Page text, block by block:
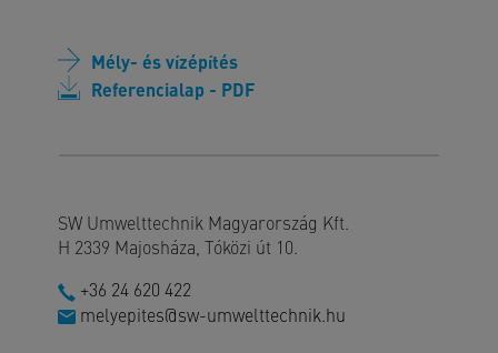
Mély- és vízépítés
Referencialap - PDF
SW Umwelttechnik Magyarország Kft.
H 2339 Majosháza, Tóközi út 10.
+36 24 620 422
melyepites@sw-umwelttechnik.hu